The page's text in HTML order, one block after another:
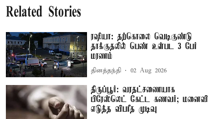
Related Stories
ரஷியா: தற்கொலை வெடிகுண்டு
தாக்குதலில் பெண் உள்பட 3 பேர்
மரணம்
தினத்தந்தி 02 Aug 2026
திருப்பூர்: வரதட்சணையாக
பிரேஸ்லெட் கேட்ட கணவர்; மனைவி
எடுத்த விபரீத முடிவு